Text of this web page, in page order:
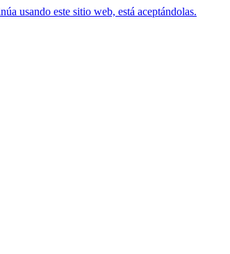
usando este sitio web, está aceptándolas.